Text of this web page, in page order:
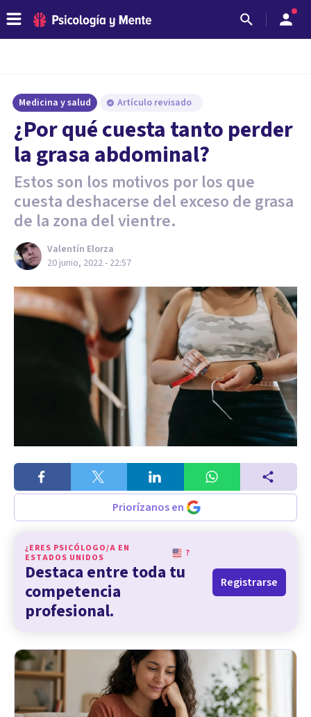
Medicina y salud Artículo revisado
¿Por qué cuesta tanto perder
la grasa abdominal?
Estos son los motivos por los que
cuesta deshacerse del exceso de grasa
de la zona del vientre.
Valentín Elorza
20 junio, 2022 - 22:57
Priorízanos en
¿ERES PSICÓLOGO/A EN
ESTADOS UNIDOS
?
Destaca entre toda tu
competencia
profesional.
Registrarse